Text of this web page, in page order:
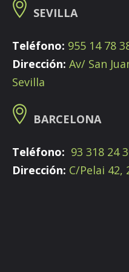
SEVILLA
Teléfono: 955 14 78
Dirección: Av/ San
Sevilla
BARCELONA
Teléfono: 93 318 24
Dirección: C/Pelai 42,